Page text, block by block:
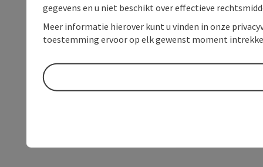
gegevens en u niet beschikt over effectieve
Meer informatie hierover kunt u vinden in onze
toestemming ervoor op elk gewenst moment